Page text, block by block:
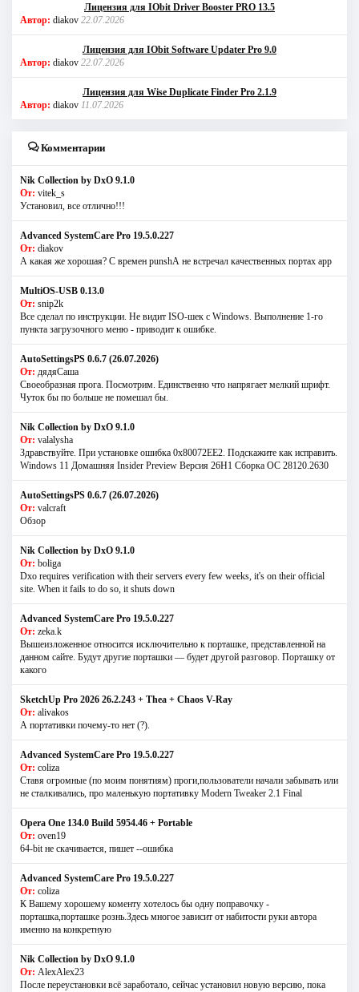
Лицензия для IObit Driver Booster PRO 13.5
Автор: diakov 22.07.2026
Лицензия для IObit Software Updater Pro 9.0
Автор: diakov 22.07.2026
Лицензия для Wise Duplicate Finder Pro 2.1.9
Автор: diakov 11.07.2026
Комментарии
Nik Collection by DxO 9.1.0
От: vitek_s
Установил, все отлично!!!
Advanced SystemCare Pro 19.5.0.227
От: diakov
А какая же хорошая? С времен punshА не встречал качественных портах app
MultiOS-USB 0.13.0
От: snip2k
Все сделал по инструкции. Не видит ISO-шек с Windows. Выполнение 1-го
пункта загрузочного меню - приводит к ошибке.
AutoSettingsPS 0.6.7 (26.07.2026)
От: дядяСаша
Своеобразная прога. Посмотрим. Единственно что напрягает мелкий шрифт.
Чуток бы по больше не помешал бы.
Nik Collection by DxO 9.1.0
От: valalysha
Здравствуйте. При установке ошибка 0х80072EE2. Подскажите как исправить.
Windows 11 Домашняя Insider Preview Версия 26H1 Сборка ОС 28120.2630
AutoSettingsPS 0.6.7 (26.07.2026)
От: valcraft
Обзор
Nik Collection by DxO 9.1.0
От: boliga
Dxo requires verification with their servers every few weeks, it's on their official
site. When it fails to do so, it shuts down
Advanced SystemCare Pro 19.5.0.227
От: zeka.k
Вышеизложенное относится исключительно к порташке, представленной на
данном сайте. Будут другие порташки — будет другой разговор. Порташку от
какого
SketchUp Pro 2026 26.2.243 + Thea + Chaos V-Ray
От: alivakos
А портативки почему-то нет (?).
Advanced SystemCare Pro 19.5.0.227
От: coliza
Ставя огромные (по моим понятиям) проги,пользователи начали забывать или
не сталкивались, про маленькую портативку Modern Tweaker 2.1 Final
Opera One 134.0 Build 5954.46 + Portable
От: oven19
64-bit не скачивается, пишет --ошибка
Advanced SystemCare Pro 19.5.0.227
От: coliza
К Вашему хорошему коменту хотелось бы одну поправочку -
порташка,порташке рознь.Здесь многое зависит от набитости руки автора
именно на конкретную
Nik Collection by DxO 9.1.0
От: AlexAlex23
После переустановки всё заработало, сейчас установил новую версию, пока